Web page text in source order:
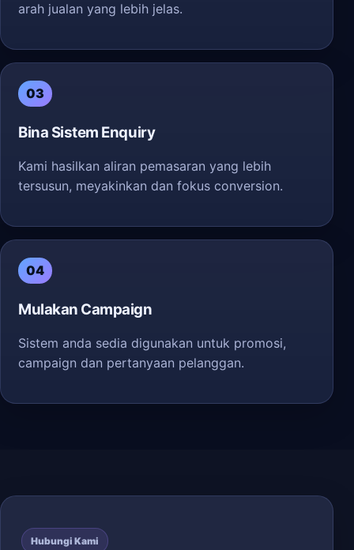
arah jualan yang lebih jelas.
03
Bina Sistem Enquiry
Kami hasilkan aliran pemasaran yang lebih
tersusun, meyakinkan dan fokus conversion.
04
Mulakan Campaign
Sistem anda sedia digunakan untuk promosi,
campaign dan pertanyaan pelanggan.
Hubungi Kami